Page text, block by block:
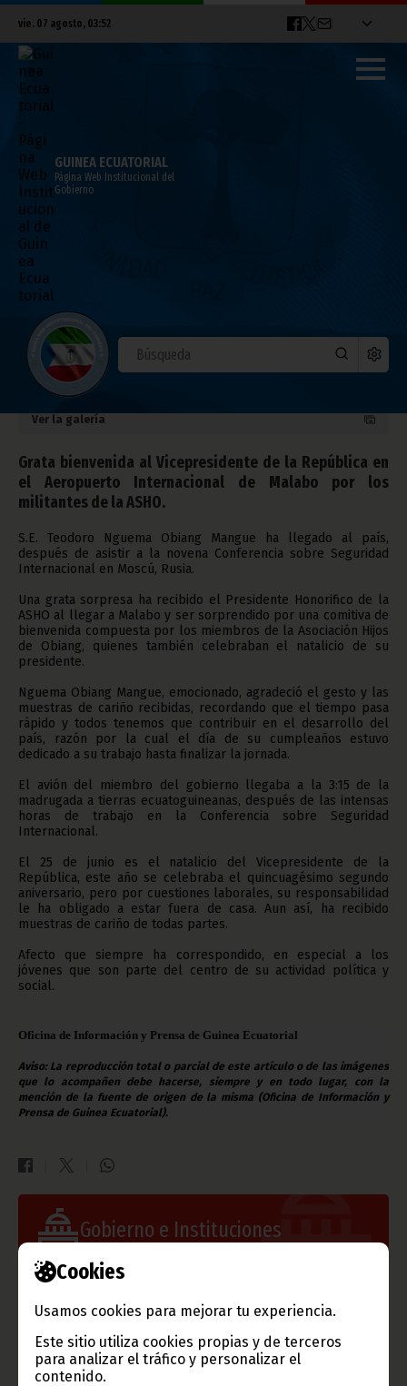
Cookies
Usamos cookies para mejorar tu experiencia.
Este sitio utiliza cookies propias y de terceros
para analizar el tráfico y personalizar el
contenido.
vie. 07 agosto, 03:52
GUINEA ECUATORIAL
Página Web Institucional del
Gobierno
Recibimiento al Vicepresidente de la
República a su llegada a Malabo
junio 27, 2021
Vicepresidencia
Ver la galería
Grata bienvenida al Vicepresidente de la República en
el Aeropuerto Internacional de Malabo por los
militantes de la ASHO.
S.E. Teodoro Nguema Obiang Mangue ha llegado al país,
después de asistir a la novena Conferencia sobre Seguridad
Internacional en Moscú, Rusia.
Una grata sorpresa ha recibido el Presidente Honorifico de la
ASHO al llegar a Malabo y ser sorprendido por una comitiva de
bienvenida compuesta por los miembros de la Asociación Hijos
de Obiang, quienes también celebraban el natalicio de su
presidente.
Nguema Obiang Mangue, emocionado, agradeció el gesto y las
muestras de cariño recibidas, recordando que el tiempo pasa
rápido y todos tenemos que contribuir en el desarrollo del
país, razón por la cual el día de su cumpleaños estuvo
dedicado a su trabajo hasta finalizar la jornada.
El avión del miembro del gobierno llegaba a la 3:15 de la
madrugada a tierras ecuatoguineanas, después de las intensas
horas de trabajo en la Conferencia sobre Seguridad
Internacional.
El 25 de junio es el natalicio del Vicepresidente de la
República, este año se celebraba el quincuagésimo segundo
aniversario, pero por cuestiones laborales, su responsabilidad
le ha obligado a estar fuera de casa. Aun así, ha recibido
muestras de cariño de todas partes.
Afecto que siempre ha correspondido, en especial a los
jóvenes que son parte del centro de su actividad política y
social.
Oficina de Información y Prensa de Guinea Ecuatorial
Aviso: La reproducción total o parcial de este artículo o de las imágenes
que lo acompañen debe hacerse, siempre y en todo lugar, con la
mención de la fuente de origen de la misma (Oficina de Información y
Prensa de Guinea Ecuatorial).
Gobierno e Instituciones
Información de Guinea Ecuatorial